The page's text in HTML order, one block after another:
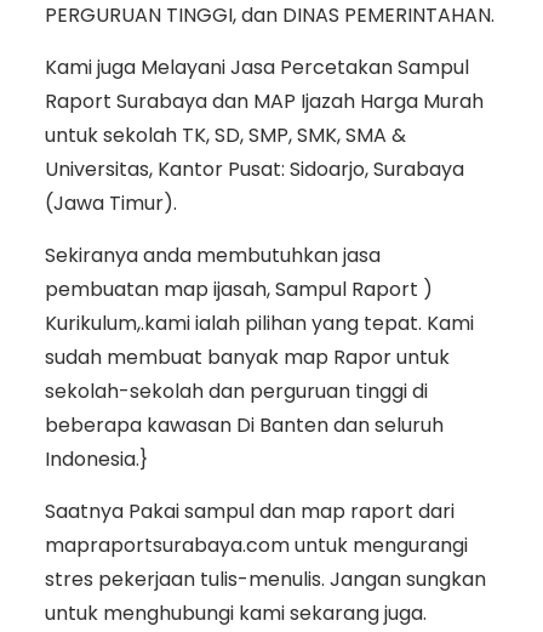
PERGURUAN TINGGI, dan DINAS PEMERINTAHAN.
Kami juga Melayani Jasa Percetakan Sampul
Raport Surabaya dan MAP Ijazah Harga Murah
untuk sekolah TK, SD, SMP, SMK, SMA &
Universitas, Kantor Pusat: Sidoarjo, Surabaya
(Jawa Timur).
Sekiranya anda membutuhkan jasa
pembuatan map ijasah, Sampul Raport )
Kurikulum,.kami ialah pilihan yang tepat. Kami
sudah membuat banyak map Rapor untuk
sekolah-sekolah dan perguruan tinggi di
beberapa kawasan Di Banten dan seluruh
Indonesia.}
Saatnya Pakai sampul dan map raport dari
mapraportsurabaya.com untuk mengurangi
stres pekerjaan tulis-menulis. Jangan sungkan
untuk menghubungi kami sekarang juga.